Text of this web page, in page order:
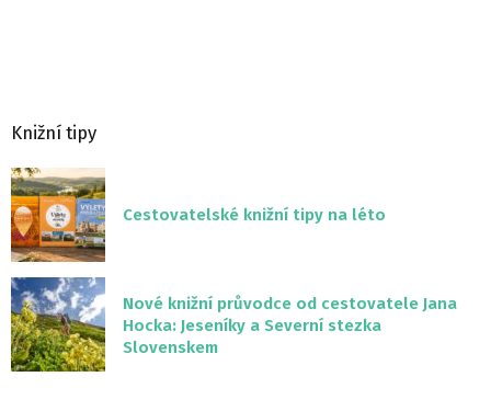
Knižní tipy
Cestovatelské knižní tipy na léto
Nové knižní průvodce od cestovatele Jana
Hocka: Jeseníky a Severní stezka
Slovenskem